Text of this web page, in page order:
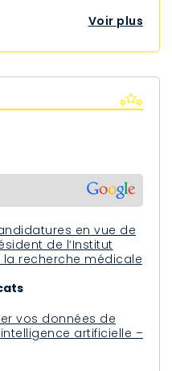
Voir plus
en vue de
de l’Institut
recherche médicale
vos données de
artificielle –